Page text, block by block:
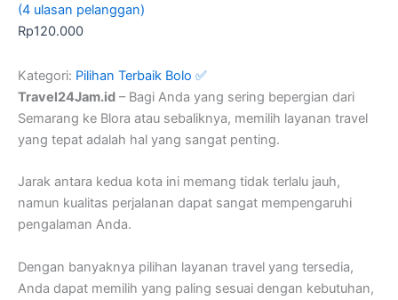
(4 ulasan pelanggan)
Rp120.000
Kategori: Pilihan Terbaik Bolo ✅
Travel24Jam.id – Bagi Anda yang sering bepergian dari
Semarang ke Blora atau sebaliknya, memilih layanan travel
yang tepat adalah hal yang sangat penting.
Jarak antara kedua kota ini memang tidak terlalu jauh,
namun kualitas perjalanan dapat sangat mempengaruhi
pengalaman Anda.
Dengan banyaknya pilihan layanan travel yang tersedia,
Anda dapat memilih yang paling sesuai dengan kebutuhan,